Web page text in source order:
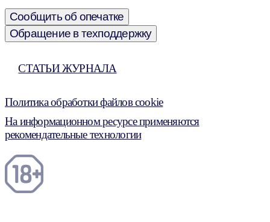
Сообщить об опечатке
Обращение в техподдержку
СТАТЬИ ЖУРНАЛА
Политика обработки файлов cookie
На информационном ресурсе применяются
рекомендательные технологии